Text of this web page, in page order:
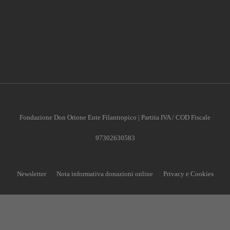
Fondazione Don Orione Ente Filantropico | Partita IVA / COD Fiscale
97302630583
Newsletter Nota informativa donazioni online Privacy e Cookies